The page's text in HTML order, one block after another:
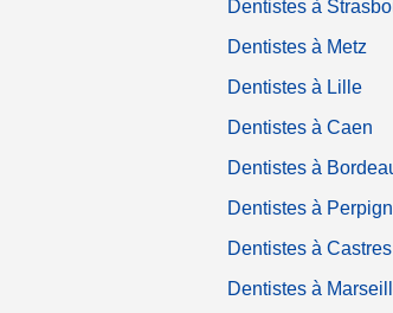
Dentistes à
Dentistes à Metz
Dentistes à Lille
Dentistes à Caen
Dentistes à
Dentistes à
Dentistes à Castres
Dentistes à